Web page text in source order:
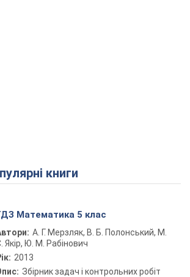
книги
Математика 5 клас
А. Г. Мерзляк, В. Б. Полонський, М.
Якір, Ю. М. Рабінович
2013
Збірник задач і контрольних робіт